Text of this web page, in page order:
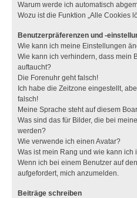
Warum werde ich automatisch
Wozu ist die Funktion „Alle Cookies
Benutzerpräferenzen und -
Wie kann ich meine Einstellungen
Wie kann ich verhindern, dass mein
auftaucht?
Die Forenuhr geht falsch!
Ich habe die Zeitzone eingestellt,
falsch!
Meine Sprache steht auf diesem
Was sind das für Bilder, die bei
werden?
Wie verwende ich einen Avatar?
Was ist mein Rang und wie kann ich
Wenn ich bei einem Benutzer auf
aufgefordert, mich anzumelden.
Beiträge schreiben